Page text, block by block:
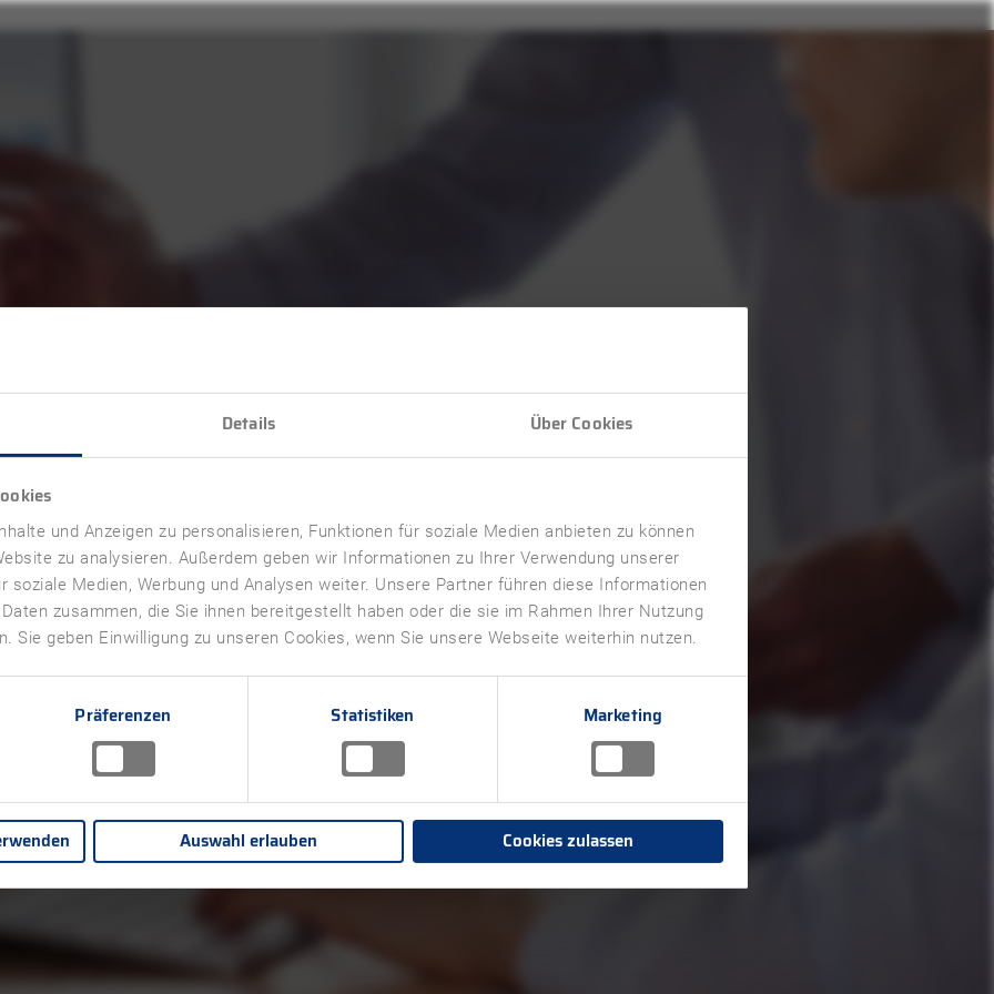
Details Über Cookies
und Anzeigen zu personalisieren, Funktionen für soziale Medien anbieten zu können
zu analysieren. Außerdem geben wir Informationen zu Ihrer Verwendung unserer
soziale Medien, Werbung und Analysen weiter. Unsere Partner führen diese Informationen
zusammen, die Sie ihnen bereitgestellt haben oder die sie im Rahmen Ihrer Nutzung
Sie geben Einwilligung zu unseren Cookies, wenn Sie unsere Webseite weiterhin nutzen.
Präferenzen Statistiken Marketing
Auswahl erlauben Cookies zulassen
Anmelden